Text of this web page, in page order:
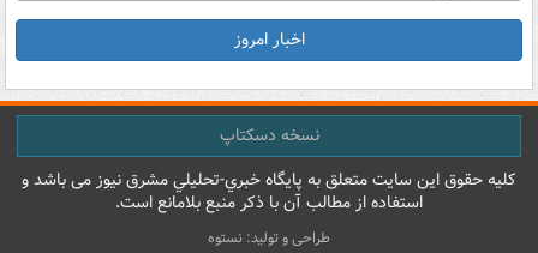
اخبار امروز
نسخه دسکتاپ
کليه حقوق اين سايت متعلق به پایگاه خبري-تحليلي مشرق نيوز می باشد و
استفاده از مطالب آن با ذکر منبع بلامانع است.
طراحی و تولید: نستوه